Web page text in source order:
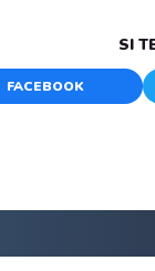
SI
FACEBOOK